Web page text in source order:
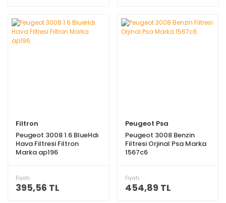
Filtron
Peugeot 3008 1.6 BlueHdı
Hava Filtresi Filtron
Marka ap196
Fiyatı
395,56 TL
Peugeot Psa
Peugeot 3008 Benzin
Filtresi Orjinal Psa Marka
1567c6
Fiyatı
454,89 TL